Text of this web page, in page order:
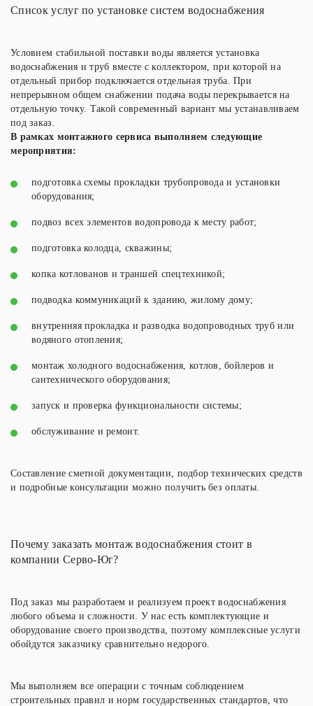
Список услуг по установке систем водоснабжения
Условием стабильной поставки воды являетсяустановка
водоснабжения и труб вместе с коллектором, при которой на
отдельный прибор подключается отдельная труба. При
непрерывном общем снабжении подача воды перекрывается на
отдельную точку. Такой современный вариант мы устанавливаем
под заказ.
В рамках монтажного сервиса выполняем следующие
мероприятия:
подготовка схемы прокладки трубопровода и установки
оборудования;
подвоз всех элементов водопровода к месту работ;
подготовка колодца, скважины;
копка котлованов и траншей спецтехникой;
подводка коммуникаций к зданию, жилому дому;
внутренняя прокладка и разводка водопроводных труб или
водяного отопления;
монтаж холодного водоснабжения, котлов, бойлеров и
сантехнического оборудования;
запуск и проверка функциональности системы;
обслуживание и ремонт.
Составление сметной документации, подбор технических средств
и подробные консультации можно получить без оплаты.
Почему заказать монтаж водоснабжения стоит в
компании Серво-Юг?
Под заказ мы разработаем и реализуем проект водоснабжения
любого объема и сложности. У нас есть комплектующие и
оборудование своего производства, поэтому комплексные услуги
обойдутся заказчику сравнительно недорого.
Мы выполняем все операции с точным соблюдением
строительных правил и норм государственных стандартов, что